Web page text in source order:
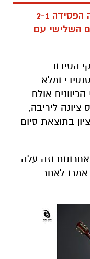
בתום משחק חוץ צמוד הסקציה הפסידה 2-1
השלישי עם
הסיבוב
ומלא
אולם
ליריבה,
בתוצאת סיום
וזה עלה
לאחר